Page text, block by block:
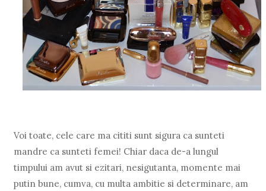
Voi toate, cele care ma cititi sunt sigura ca sunteti
mandre ca sunteti femei! Chiar daca de-a lungul
timpului am avut si ezitari, nesigutanta, momente mai
putin bune, cumva, cu multa ambitie si determinare, am